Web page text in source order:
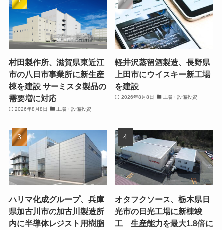
村田製作所、滋賀県東近江
市の八日市事業所に新生産
棟を建設 サーミスタ製品の
需要増に対応
2026年8月8日 工場・設備投資
軽井沢蒸留酒製造、長野県
上田市にウイスキー新工場
を建設
2026年8月8日 工場・設備投資
ハリマ化成グループ、兵庫
県加古川市の加古川製造所
内に半導体レジスト用樹脂
オタフクソース、栃木県日
光市の日光工場に新棟竣
工 生産能力を最大1.8倍に